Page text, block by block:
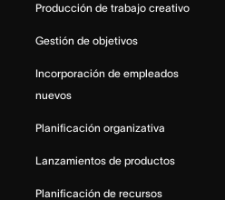
Producción de trabajo creativo
Gestión de objetivos
Incorporación de empleados
nuevos
Planificación organizativa
Lanzamientos de productos
Planificación de recursos